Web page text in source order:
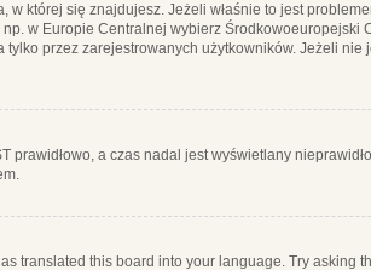
której się znajdujesz. Jeżeli właśnie to jest
w Europie Centralnej wybierz Środkowoeuropejski
przez zarejestrowanych użytkowników. Jeżeli nie
prawidłowo, a czas nadal jest wyświetlany
translated this board into your language. Try asking